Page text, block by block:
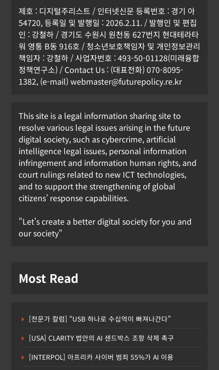
제호 : 디지털주리스트 / 인터넷신문 등록번호 : 경기 아
54720, 등록일 및 발행일 : 2026.2.11. / 발행인 및 편집
인 : 강철하 / 경기도 수원시 원천동 627번지 현대테라타
워 영통 B동 916호 / 청소년보호책임자 및 개인정보관리
책임자 : 강철하 / 사업자번호 : 493-50-01128(미래융합
정책연구소) / Contact Us : (대표전화) 070-8095-
1382, (e-mail) webmaster@futurepolicy.re.kr
This site is a legal information sharing site to
resolve various legal issues arising in the future
digital society, such as cybercrime, artificial
intelligence legal issues, personal information
infringement and information human rights, and
court rulings related to new ICT technologies,
and to support the strengthening of global
citizens’ response capabilities.
"Let's create a better digital society for you and
our society"
Most Read
[전문가 칼럼] “USB 하나로 수십억이 빠져나간다”
[USA] CLARITY 법안의 AI 샌드박스 조항 삭제 촉구
[INTERPOL] 아프리카 사이버 범죄 55%가 AI 이용